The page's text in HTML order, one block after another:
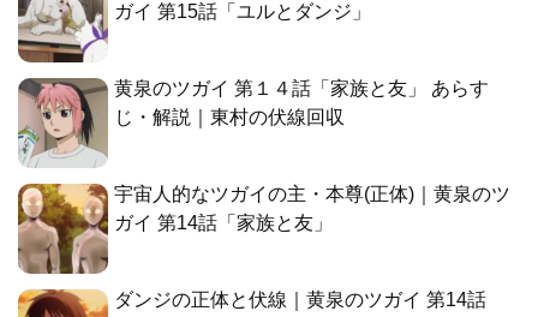
ガイ 第15話「ユルとダンジ」
黄泉のツガイ 第１４話「家族と友」 あらす
じ・解説｜東村の伏線回収
宇宙人的なツガイの主・本尊(正体)｜黄泉のツ
ガイ 第14話「家族と友」
ダンジの正体と伏線｜黄泉のツガイ 第14話